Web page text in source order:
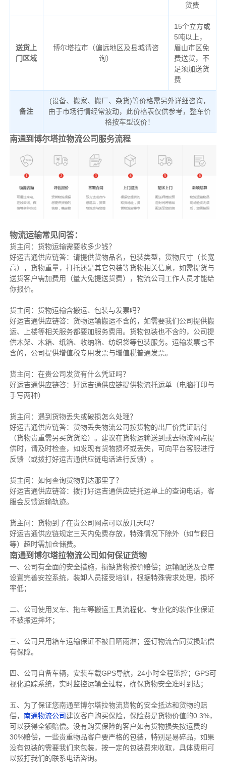
货费
送货上
门区域
博尔塔拉市（偏远地区及县城请咨
询）
15个立方或
5吨以上，
眉山市区免
费送货，不
足须加送货
费
备注
(设备、搬家、搬厂、杂货)等价格需另外详细咨询，
由于市场行情经常波动，此价格表仅供参考，整车价
格按车型议价！
南通到博尔塔拉物流公司服务流程
物流运输常见问答：
货主问：货物运输需要收多少钱？
好运吉通供应链答：请提供货物品名，包装类型，货物尺寸（长宽
高），货物重量，打托还是其它包装等货物相关信息，如需提货与
送货客户需加费用（量大免提送货费），物流公司工作人员才能给
你报价。
货主问：货物运输含搬运、包装与发票吗？
好运吉通供应链答：货物运输搬运不含的，如需要我们公司提供搬
运、上楼等相关服务都要加服务费用。货物包装也不含的，公司提
供木架、木箱、纸箱、收纳箱、纺织袋等包装服务。运输发票也不
含的，公司提供增值税专用发票与增值税普通发票。
货主问：在贵公司发货有什么凭证吗？
好运吉通供应链答：好运吉通供应链提供物流托运单（电脑打印与
手写两种）
货主问：遇到货物丢失或破损怎么处理？
好运吉通供应链答：货物丢失物流公司按货物的出厂价凭证赔付
（货物贵重需另买货货险）。建议在货物运输送到或去物流网点提
供时，请及时检查，如发现有货物损坏或丢失，可向平台客服进行
反馈（或拨打好运吉通供应链电话进行反馈）。
货主问：如何查询货物到达那里了？
好运吉通供应链答：拨打好运吉通供应链托运单上的查询电话，客
服会反馈运输轨迹。
货主问：货物到了在贵公司网点可以放几天吗？
好运吉通供应链规定三天内免费存放，特殊情况下除外（如节假日
等）超时需加仓储费。
南通到博尔塔拉物流公司如何保证货物
一、公司有全面的安全措施，损缺货物按价赔偿；运输配送及仓库
设置完善安控系统，装卸人员接受培训，根据特殊需求处理，损坏
率低；
二、公司使用叉车、拖车等搬运工具流程化、专业化的装作业保证
不被搬运摔坏；
三、公司只用箱车运输保证不被日晒雨淋；签订物流合同货损赔偿
有保障。
四、公司自备车辆，安装车载GPS导航，24小时全程监控；GPS可
视化追踪系统，实时监控运输全过程，确保货物安全准时到达；
五、为了保证您南通至博尔塔拉物流货物的安全抵达和货物的赔
偿， 南通物流公司建议客户购买保险，保险费是货物价值的0.3%，
可以获得全额赔偿。没有购买保险的客户如有货物损失按运费的
30%赔偿，一些贵重物品客户要严格的包装，特别是易碎品，如果
没有包装的需要我们来包装，按一定的包装费来收取，具体费用可
以拨打我们的联系电话咨询。